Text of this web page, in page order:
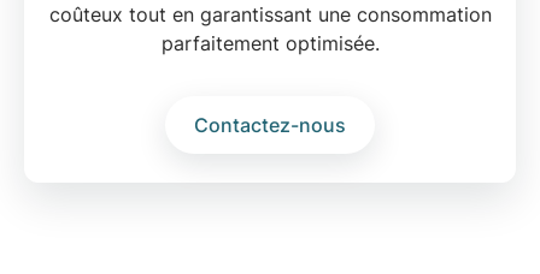
coûteux tout en garantissant une consommation
parfaitement optimisée.
Contactez-nous